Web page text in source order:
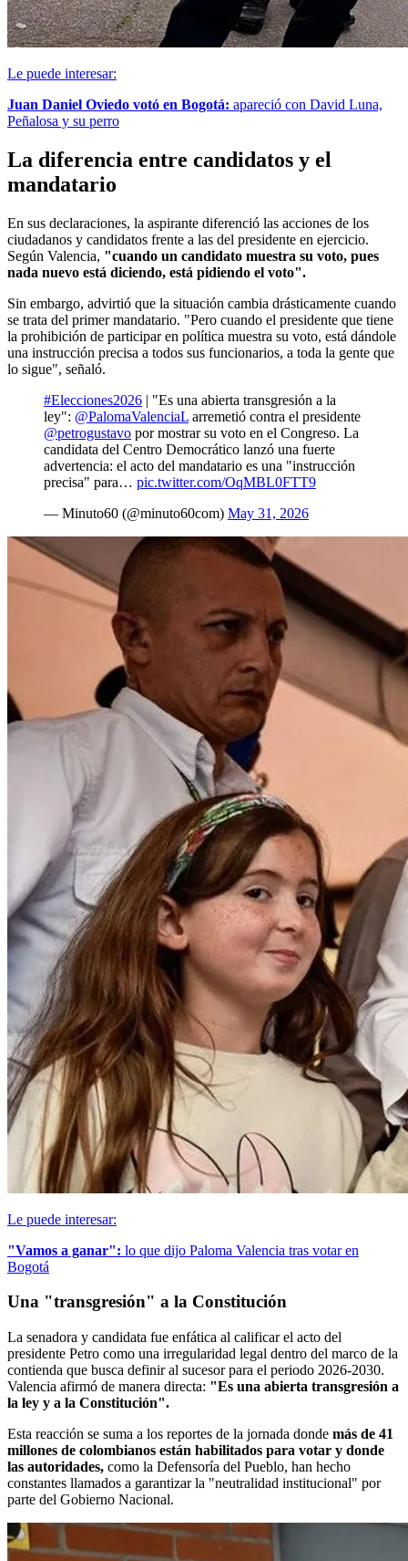
Le puede interesar:
Juan Daniel Oviedo votó en Bogotá: apareció con David Luna,
Peñalosa y su perro
La diferencia entre candidatos y el
mandatario
En sus declaraciones, la aspirante diferenció las acciones de los
ciudadanos y candidatos frente a las del presidente en ejercicio.
Según Valencia, "cuando un candidato muestra su voto, pues
nada nuevo está diciendo, está pidiendo el voto".
Sin embargo, advirtió que la situación cambia drásticamente cuando
se trata del primer mandatario. "Pero cuando el presidente que tiene
la prohibición de participar en política muestra su voto, está dándole
una instrucción precisa a todos sus funcionarios, a toda la gente que
lo sigue", señaló.
#Elecciones2026 | "Es una abierta transgresión a la
ley": @PalomaValenciaL arremetió contra el presidente
@petrogustavo por mostrar su voto en el Congreso. La
candidata del Centro Democrático lanzó una fuerte
advertencia: el acto del mandatario es una "instrucción
precisa" para… pic.twitter.com/OqMBL0FTT9
— Minuto60 (@minuto60com) May 31, 2026
Le puede interesar:
"Vamos a ganar": lo que dijo Paloma Valencia tras votar en
Bogotá
Una "transgresión" a la Constitución
La senadora y candidata fue enfática al calificar el acto del
presidente Petro como una irregularidad legal dentro del marco de la
contienda que busca definir al sucesor para el periodo 2026-2030.
Valencia afirmó de manera directa: "Es una abierta transgresión a
la ley y a la Constitución".
Esta reacción se suma a los reportes de la jornada donde más de 41
millones de colombianos están habilitados para votar y donde
las autoridades, como la Defensoría del Pueblo, han hecho
constantes llamados a garantizar la "neutralidad institucional" por
parte del Gobierno Nacional.